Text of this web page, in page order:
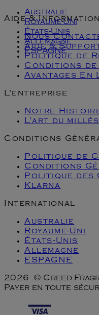
Australie
Royaume-Uni
États-Unis
Allemagne
ESPAGNE
Aide & Information
Nous
Aide &
Politique de
Conditions
Avantages En
L'entreprise
Notre
L'art du
Conditions
Politique de
Conditions
Politique des
Klarna
International
Australie
Royaume-Uni
États-Unis
Allemagne
ESPAGNE
2026 © Creed
Payer en toute